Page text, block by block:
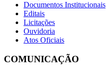
Documentos Institucionais
Editais
Licitações
Ouvidoria
Atos Oficiais
COMUNICAÇÃO